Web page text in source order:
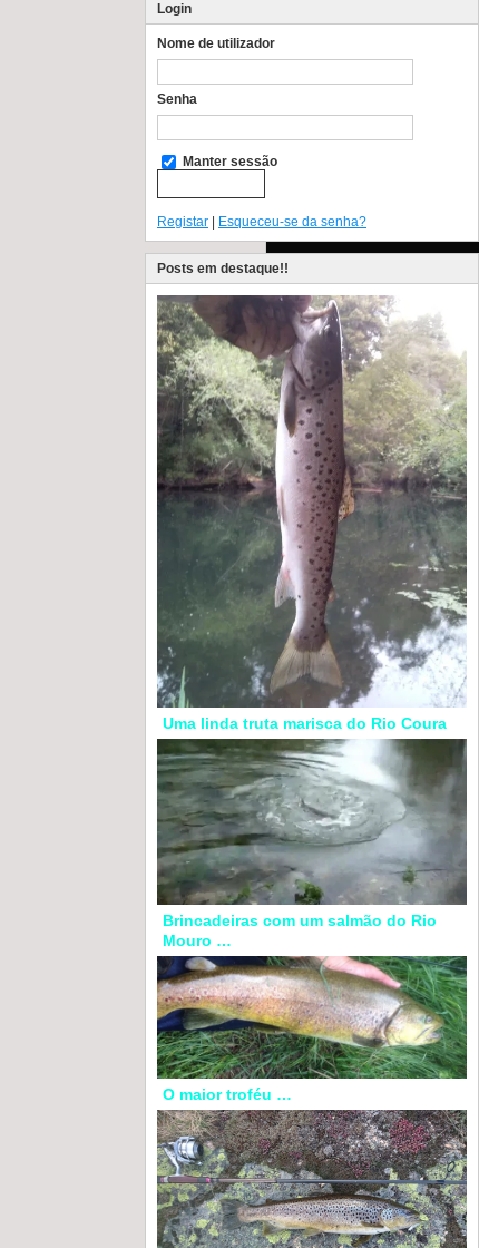
Login
Nome de utilizador
Senha
Manter sessão
Registar | Esqueceu-se da senha?
Posts em destaque!!
Uma linda truta marisca do Rio Coura
Brincadeiras com um salmão do Rio
Mouro …
O maior troféu …